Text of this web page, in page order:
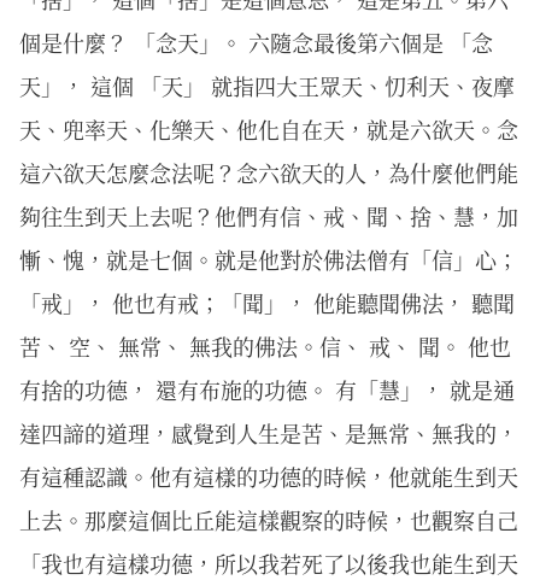
個是什麼？ 「念天」。 六隨念最後第六個是 「念
天」， 這個 「天」 就指四大王眾天、忉利天、夜摩
天、兜率天、化樂天、他化自在天，就是六欲天。念
這六欲天怎麼念法呢？念六欲天的人，為什麼他們能
夠往生到天上去呢？他們有信、戒、聞、捨、慧，加
慚、愧，就是七個。就是他對於佛法僧有「信」心；
「戒」， 他也有戒；「聞」， 他能聽聞佛法， 聽聞
苦、 空、 無常、 無我的佛法。信、 戒、 聞。 他也
有捨的功德， 還有布施的功德。 有「慧」， 就是通
達四諦的道理，感覺到人生是苦、是無常、無我的，
有這種認識。他有這樣的功德的時候，他就能生到天
上去。那麼這個比丘能這樣觀察的時候，也觀察自己
「我也有這樣功德，所以我若死了以後我也能生到天